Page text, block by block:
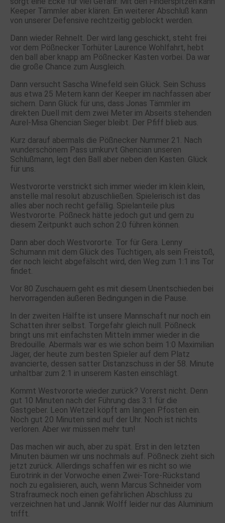
Keeper Tämmler aber klären. Ein weiterer Abschluß kann
von unserer Defensive rechtzeitig geblockt werden.
Dann wieder Rehnelt. Der wird lang geschickt, steht frei
vor dem Pößnecker Torhüter Laurence Wohlfahrt, hebt
den ball aber knapp am Pößnecker Kasten vorbei. Da war
die große Chance zum Ausgleich.
Dann versucht Sascha Winefeld sein Glück. Sein Schuss
aus etwa 25 Metern kann der Keeper im nachfassen aber
sichern. Dann Glück für uns, dass Jonas Tämmler im
direkten Duell mit dem zwei Meter im Abseits stehenden
Aurel-Misa Ghencian Sieger bleibt. Der Pfiff blieb aus.
Kurz darauf abermals die Pößnecker Nummer 21. Nach
wunderschönem Pass umkurvt Ghencian unseren
Schlußmann, legt den Ball aber neben den Kasten. Glück
für uns.
Westvororte verstrickt sich immer wieder im klein klein,
anstelle mal resolut abzuschließen. Spielerisch ist das
alles aber noch recht gefällig. Spielanteile plus
Westvororte. Pößneck hätte jedoch gut und gern zu
diesem Zeitpunkt auch schon 2:0 führen können.
Dann aber doch Westvororte. Tor für Gera. Lenny
Schumann mit dem Glück des Tüchtigen, als sein Freistoß,
der noch leicht abgefälscht wird, den Weg zum 1:1 ins Tor
findet.
Vor 80 Zuschauern geht es mit diesem Unentschieden bei
hervorragenden äußeren Bedingungen in die Pause.
In der zweiten Hälfte ist unsere Mannschaft nur noch ein
Schatten ihrer selbst. Torgefahr gleich null. Pößneck
bringt uns mit einfachsten Mitteln immer wieder in die
Bredouille. Abermals war es wie schon beim 1:0 Maximilian
Jäger, der heute zum besten Spieler auf dem Platz
avancierte, dessen satter Distanzschuss in der 58. Minute
unhaltbar zum 2:1 in unserem Kasten einschlägt.
Kommt Westvororte wieder zurück? Vorerst nicht. Denn
gut 10 Minuten nach der Führung das 3:1 für die
Gastgeber. Leon Wetzel köpft am langen Pfosten ein.
Noch gut 20 Minuten sind auf der Uhr. Noch ist nichts
verloren. Aber wir müssen mehr tun!
Das machen wir auch, aber zu spät. Erst in den letzten
Minuten bäumen wir uns nochmals auf. Pößneck zieht sich
jetzt zurück. Allerdings schaffen wir es nicht so wie
Eurotrink in der Vorwoche einen Zwei-Tore-Rückstand
noch zu egalisieren, auch, wenn Marcus Schneider vom
Strafraumeck noch einen gefährlichen Abschluss zu
verzeichnen hat und Jannik Wolff leider nur das Aluminium
trifft.